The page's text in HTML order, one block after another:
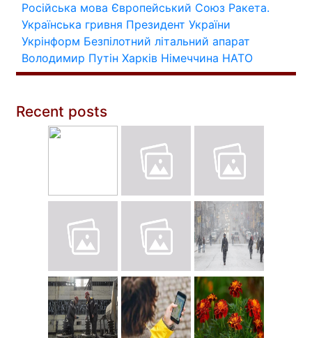
Російська мова Європейський Союз Ракета.
Українська гривня Президент України
Укрінформ Безпілотний літальний апарат
Володимир Путін Харків Німеччина НАТО
Recent posts